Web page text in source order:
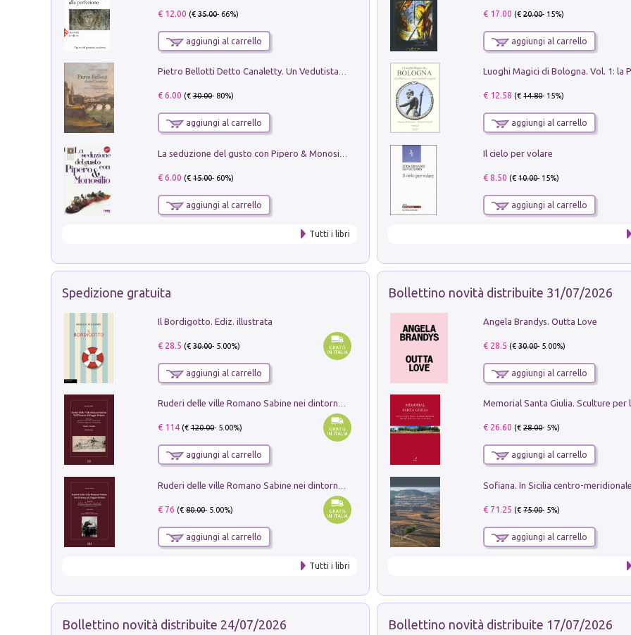
€ 12.00 (€35.00- 66%)
aggiungi al carrello
Pietro Bellotti Detto Canaletty. Un Vedutista Veneziano nella Francia dell'Ancien Régime
€ 6.00 (€30.00- 80%)
aggiungi al carrello
€ 6.00 (€15.00- 60%)
aggiungi al carrello
Tutti i libri
€ 17.00 (€20.00- 15%)
aggiungi al carrello
€ 12.58 (€14.80- 15%)
aggiungi al carrello
Il cielo per volare
€ 8.50 (€10.00- 15%)
aggiungi al carrello
Spedizione gratuita
Il Bordigotto. Ediz. illustrata
€ 28.5 (€30.00- 5.00%)
aggiungi al carrello
Ruderi delle ville Romano Sabine nei dintorni di Poggio Mirteto. Illustrati dal dott.re prof.re cav.re Ercole Nardi regio ispettore degli scavi e monumenti. Anno 1885. Tavole e studio. Con 25 tavole fuori testo in cartella editoriale
€ 114(€120.00- 5.00%)
aggiungi al carrello
€ 76 (€80.00- 5.00%)
aggiungi al carrello
Tutti i libri
Bollettino novità distribuite 31/07/2026
Angela Brandys. Outta Love
€ 28.5 (€30.00- 5.00%)
aggiungi al carrello
€ 26.60 (€28.00- 5%)
aggiungi al carrello
€ 71.25 (€75.00- 5%)
aggiungi al carrello
Bollettino novità distribuite 24/07/2026 Bollettino novità distribuite 17/07/2026